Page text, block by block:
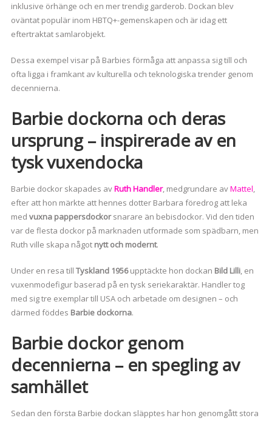
inklusive örhänge och en mer trendig garderob. Dockan blev
oväntat populär inom HBTQ+-gemenskapen och är idag ett
eftertraktat samlarobjekt.
Dessa exempel visar på Barbies förmåga att anpassa sig till och
ofta ligga i framkant av kulturella och teknologiska trender genom
decennierna.
Barbie dockorna och deras
ursprung – inspirerade av en
tysk vuxendocka
Barbie dockor skapades avRuth Handler, medgrundare avMattel,
efter att hon märkte att hennes dotter Barbara föredrog att leka
med vuxna pappersdockorsnarare än bebisdockor. Vid den tiden
var de flesta dockor på marknaden utformade som spädbarn, men
Ruth ville skapa något nytt och modernt.
Under en resa till Tyskland 1956upptäckte hon dockan Bild Lilli, en
vuxenmodefigur baserad på en tysk seriekaraktär. Handler tog
med sig tre exemplar till USA och arbetade om designen – och
därmed föddes Barbie dockorna.
Barbie dockor genom
decennierna – en spegling av
samhället
Sedan den första Barbie dockan släpptes har hon genomgått stora